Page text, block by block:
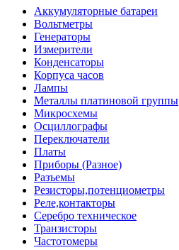
Аккумуляторные батареи
Вольтметры
Генераторы
Измерители
Конденсаторы
Корпуса часов
Лампы
Металлы платиновой группы
Микросхемы
Осциллографы
Переключатели
Платы
Приборы (Разное)
Разъемы
Резисторы,потенциометры
Реле,контакторы
Серебро техническое
Транзисторы
Частотомеры